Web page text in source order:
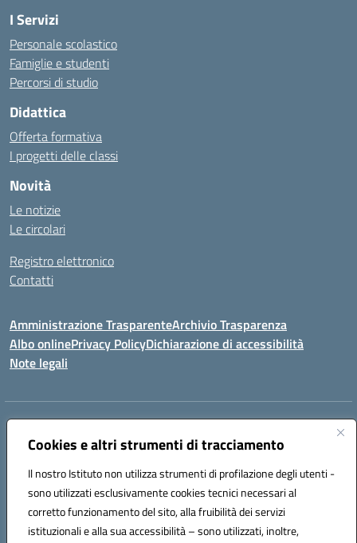
Cookies e altri strumenti di tracciamento
Il nostro Istituto non utilizza strumenti di profilazione degli utenti -
sono utilizzati esclusivamente cookies tecnici necessari al
corretto funzionamento del sito, alla fruibilità dei servizi
istituzionali e alla sua accessibilità – sono utilizzati, inoltre,
I Servizi
Personale scolastico
Famiglie e studenti
Percorsi di studio
Didattica
Offerta formativa
I progetti delle classi
Novità
Le notizie
Le circolari
Registro elettronico
Contatti
Amministrazione TrasparenteArchivio Trasparenza
Albo onlinePrivacy PolicyDichiarazione di accessibilità
Note legali
Indirizzo:
Centralino:096721161 Email:czic869004@istruzione.it
Codice fiscale: 84000710792
Codice meccanografico:
CZIC869004
Codice unico di fatturazione (CUF): UFKGA0